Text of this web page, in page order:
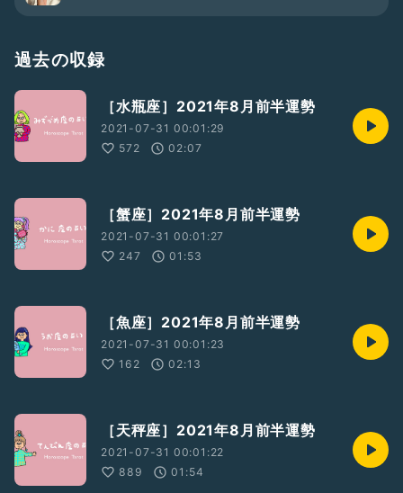
過去の収録
［水瓶座］2021年8月前半運勢
2021-07-31 00:01:29
572
02:07
［蟹座］2021年8月前半運勢
2021-07-31 00:01:27
247
01:53
［魚座］2021年8月前半運勢
2021-07-31 00:01:23
162
02:13
［天秤座］2021年8月前半運勢
2021-07-31 00:01:22
889
01:54